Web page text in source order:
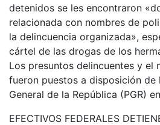
detenidos se les encontraron
relacionada con nombres de
la delincuencia organizada»,
cártel de las drogas de los
Los presuntos delincuentes y el
fueron puestos a disposición de
General de la República (PGR)
EFECTIVOS FEDERALES